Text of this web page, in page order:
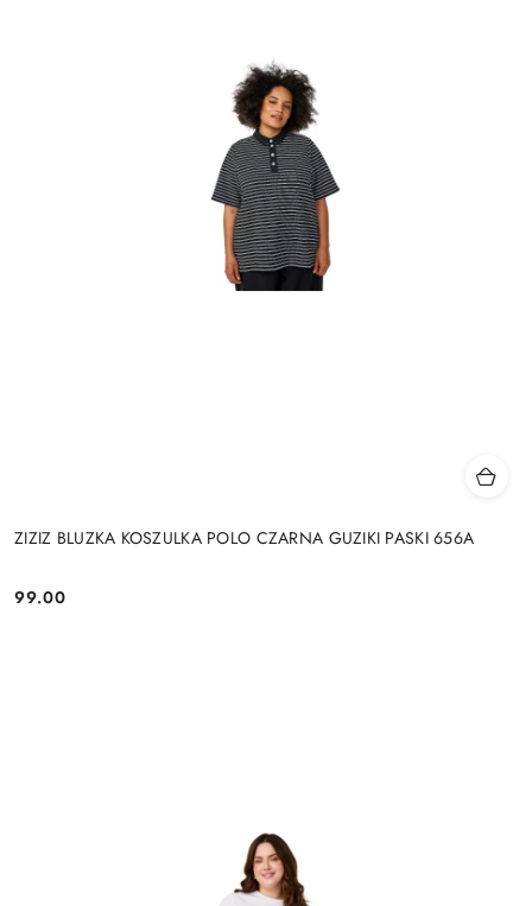
ZIZIZ BLUZKA KOSZULKA POLO CZARNA GUZIKI PASKI 656A
Cena:
99.00